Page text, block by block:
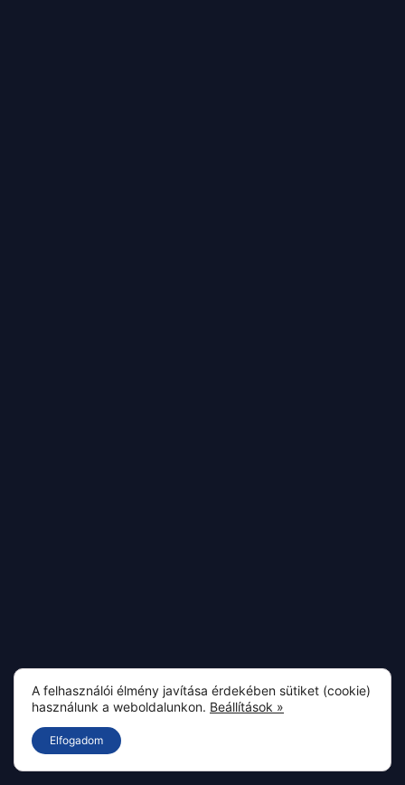
A felhasználói élmény javítása érdekében sütiket (cookie)
használunk a weboldalunkon. Beállítások »
Elfogadom